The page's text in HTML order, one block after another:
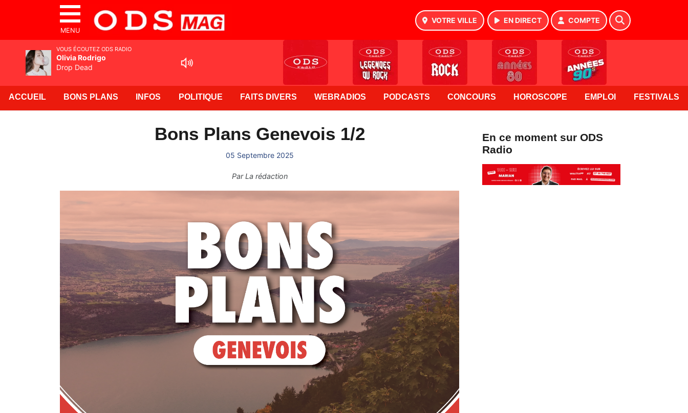
MENU
VOTRE VILLE EN DIRECT COMPTE
ACCUEIL BONS PLANS INFOS POLITIQUE FAITS DIVERS WEBRADIOS PODCASTS CONCOURS HOROSCOPE EMPLOI FESTIVALS
Bons Plans Genevois 1/2
05 Septembre 2025
ParLa rédaction
En ce moment sur ODS
Radio
VOUS ÉCOUTEZ ODS RADIO
Olivia Rodrigo
Drop Dead